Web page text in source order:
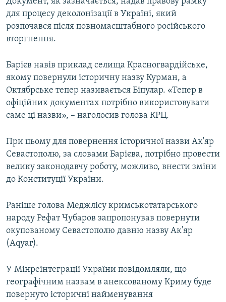
для процесу деколонізації в Україні, який
розпочався після повномасштабного російського
вторгнення.
Барієв навів приклад селища Красногвардійське,
якому повернули історичну назву Курман, а
Октябрське тепер називається Біпулар. «Тепер в
офіційних документах потрібно використовувати
саме ці назви», – наголосив голова КРЦ.
При цьому для повернення історичної назви Ак'яр
Севастополю, за словами Барієва, потрібно провести
велику законодавчу роботу, можливо, внести зміни
до Конституції України.
Раніше голова Меджлісу кримськотатарського
народу Рефат Чубаров запропонував повернути
окупованому Севастополю давню назву Ак'яр
(Aqyar).
У Мінреінтеграції України повідомляли, що
географічним назвам в анексованому Криму буде
повернуто історичні найменування